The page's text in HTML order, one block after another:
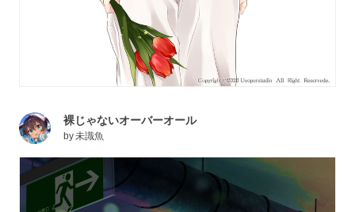
裸じゃないオーバーオール
by未識魚